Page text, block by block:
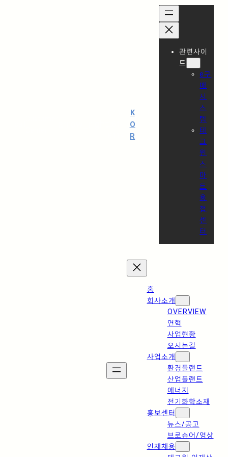
K
O
R
관련사이
트
e구
매
시
스
템
테
크
윈
스
마
트
용
접
센
터
홈
회사소개
OVERVIEW
연혁
사업현황
오시는길
사업소개
환경플랜트
산업플랜트
에너지
전기화학소재
홍보센터
뉴스/공고
브로슈어/영상
인재채용